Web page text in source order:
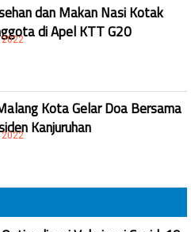
dan Makan Nasi Kotak
di Apel KTT G20
2022
Kota Gelar Doa Bersama
Kanjuruhan
2022